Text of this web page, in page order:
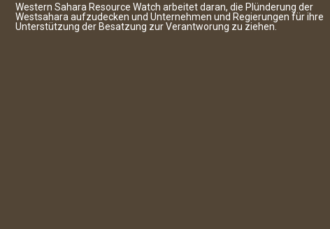
Western Sahara Resource Watch arbeitet daran, die Plünderung der
Westsahara aufzudecken und Unternehmen und Regierungen für ihre
Unterstützung der Besatzung zur Verantworung zu ziehen.